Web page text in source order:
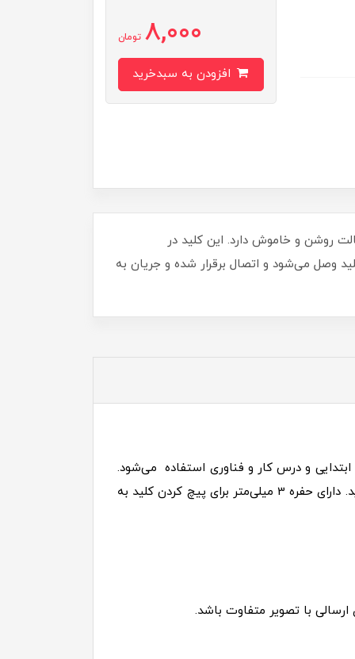
8,000 تومان
روشن و خاموش دارد. این کلید در
وصل می‌شود و اتصال برقرار شده و جریان به
و درس کار و فناوری استفاده می‌شود.
نحوه کار به این صورت است که با بسته شدن اهرم کلید وصل می‌شود و اتصال برقرار شده و جریان به حرکت در می‌آید. دارای حفره 3 میلی‌متر برای پیچ کردن کلید به
با تصویر متفاوت باشد.